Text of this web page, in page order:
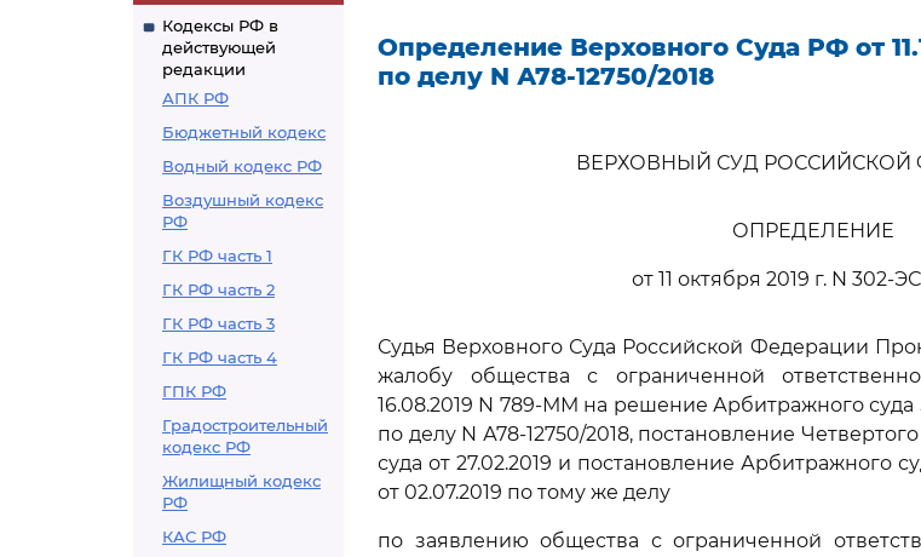
Кодексы РФ в
действующей
редакции
АПК РФ
Бюджетный кодекс
Водный кодекс РФ
Воздушный кодекс
РФ
ГК РФ часть 1
ГК РФ часть 2
ГК РФ часть 3
ГК РФ часть 4
ГПК РФ
Градостроительный
кодекс РФ
Жилищный кодекс
РФ
КАС РФ
Определение Верховного Суда РФ от
по делу N А78-12750/2018
ВЕРХОВНЫЙ СУД РОССИЙСКОЙ
ОПРЕДЕЛЕНИЕ
от 11 октября 2019 г. N 302-
Судья Верховного Суда Российской Федерации
жалобу общества с ограниченной
16.08.2019 N 789-ММ на решение Арбитражного суда
по делу N А78-12750/2018, постановление
суда от 27.02.2019 и постановление Арбитражного
от 02.07.2019 по тому же делу
по заявлению общества с ограниченной